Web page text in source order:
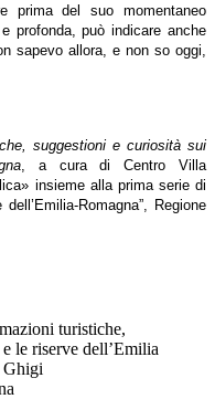
prima del suo momentaneo
profonda, può indicare anche
sapevo allora, e non so oggi,
suggestioni e curiosità sui
, a cura di Centro Villa
insieme alla prima serie di
Romagna”, Regione
turistiche,
le riserve dell’Emilia
Ghigi